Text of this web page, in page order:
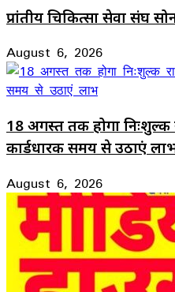
प्रांतीय चिकित्सा सेवा संघ
August 6, 2026
18 अगस्त तक होगा निःशुल्क
कार्डधारक समय से उठाएं
August 6, 2026